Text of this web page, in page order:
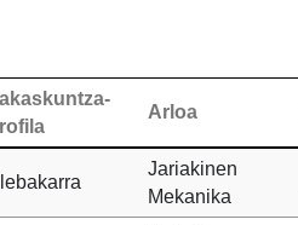
Arloa
Jariakinen
Mekanika